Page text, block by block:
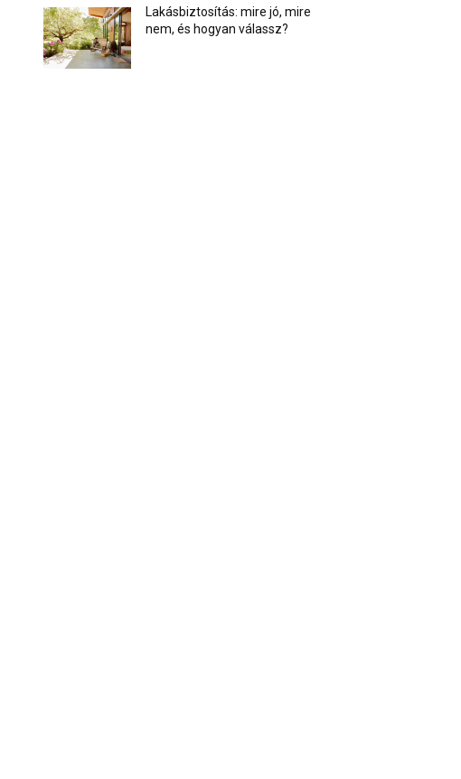
Lakásbiztosítás: mire jó, mire
nem, és hogyan válassz?